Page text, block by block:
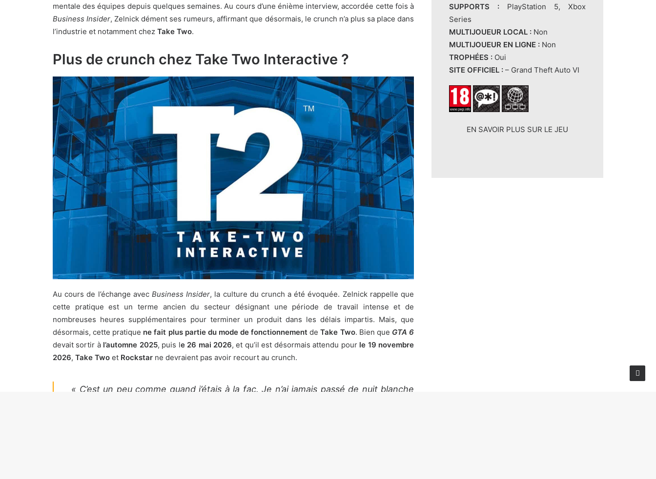
mentale des équipes depuis quelques semaines. Au cours d’une énième interview, accordée cette fois à
Business Insider, Zelnick dément ses rumeurs, affirmant que désormais, le crunch n’a plus sa place dans
l’industrie et notamment chez Take Two.
Plus de crunch chez Take Two Interactive ?
Au cours de l’échange avec Business Insider, la culture du crunch a été évoquée. Zelnick rappelle que
cette pratique est un terme ancien du secteur désignant une période de travail intense et de
nombreuses heures supplémentaires pour terminer un produit dans les délais impartis. Mais, que
désormais, cette pratique ne fait plus partie du mode de fonctionnement deTake Two. Bien que GTA 6
devait sortir à l’automne 2025, puis le 26 mai 2026, et qu’il est désormais attendu pour le 19 novembre
2026, Take Two et Rockstar ne devraient pas avoir recourt au crunch.
« C’est un peu comme quand j’étais à la fac. Je n’ai jamais passé de nuit blanche
SUPPORTS : PlayStation 5, Xbox
Series
MULTIJOUEUR LOCAL : Non
MULTIJOUEUR EN LIGNE : Non
TROPHÉES : Oui
SITE OFFICIEL : – Grand Theft Auto VI
EN SAVOIR PLUS SUR LE JEU